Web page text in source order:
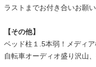
ラストまでお付き合いお願い
【その他】
ベッド柱１.5本弱！メディア
自転車オーディオ盛り沢山